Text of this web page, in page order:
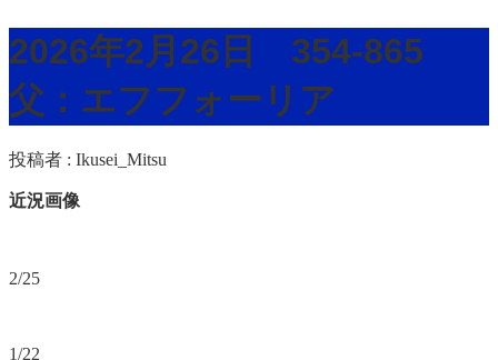
2026年2月26日 354-865
父：エフフォーリア
投稿者 : Ikusei_Mitsu
近況画像
2/25
1/22